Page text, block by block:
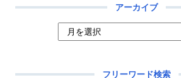
アーカイブ
フリーワード検索